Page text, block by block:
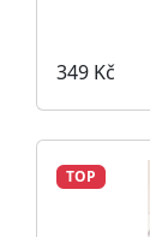
349 Kč
TOP